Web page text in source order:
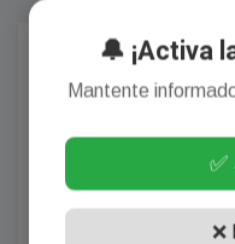
Más Populares
🔔 ¡Activa
Mantente
❌